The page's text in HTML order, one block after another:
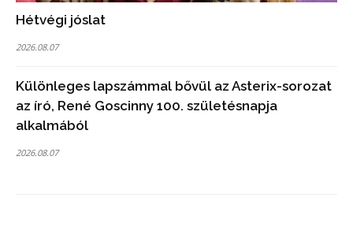
Hétvégi jóslat
2026.08.07
Különleges lapszámmal bővül az Asterix-sorozat
az író, René Goscinny 100. születésnapja
alkalmából
2026.08.07